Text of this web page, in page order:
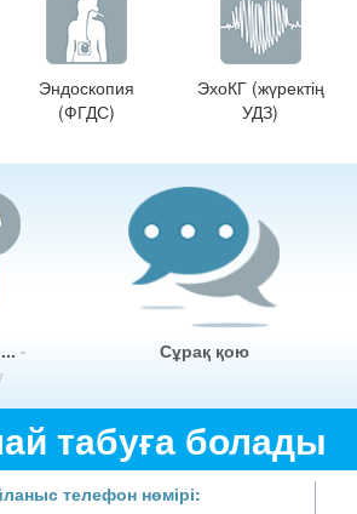
Эндоскопия
(ФГДС)
ЭхоКГ (жүректің
УДЗ)
-
Сұрақ қою
табуға болады
телефон нөмірі: